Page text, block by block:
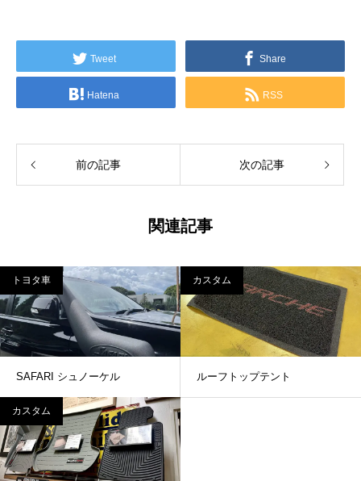
Tweet Share
Hatena RSS
前の記事 次の記事
関連記事
トヨタ車
SAFARI シュノーケル
カスタム
ルーフトップテント
カスタム